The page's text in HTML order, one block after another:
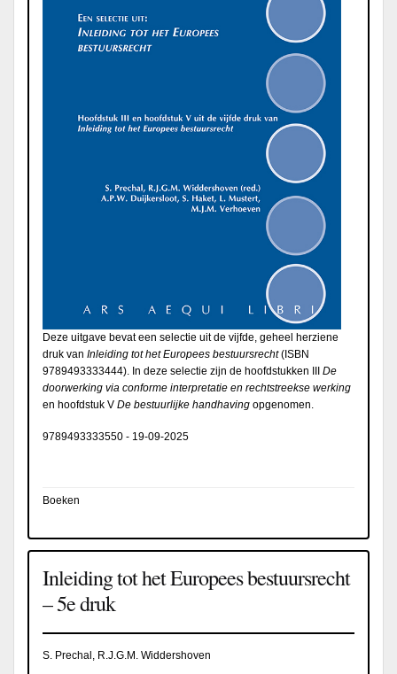
Deze uitgave bevat een selectie uit de vijfde, geheel herziene
druk van Inleiding tot het Europees bestuursrecht(ISBN
9789493333444). In deze selectie zijn de hoofdstukken III De
doorwerking via conforme interpretatie en rechtstreekse werking
en hoofdstuk V De bestuurlijke handhaving opgenomen.
9789493333550 - 19-09-2025
Boeken
Inleiding tot het Europees bestuursrecht
– 5e druk
S. Prechal, R.J.G.M. Widdershoven